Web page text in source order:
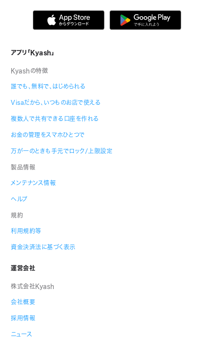
アプリ「Kyash」
Kyashの特徴
誰でも、無料で、はじめられる
Visaだから、いつものお店で使える
複数人で共有できる口座を作れる
お金の管理をスマホひとつで
万が一のときも手元でロック/上限設定
製品情報
メンテナンス情報
ヘルプ
規約
利用規約等
資金決済法に基づく表示
運営会社
株式会社Kyash
会社概要
採用情報
ニュース